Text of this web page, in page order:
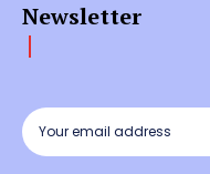
Newsletter